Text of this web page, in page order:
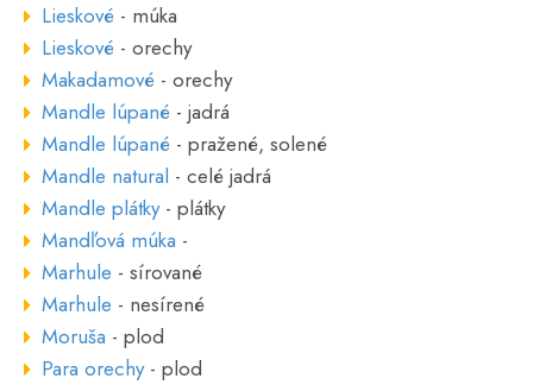
Lieskové - múka
Lieskové - orechy
Makadamové - orechy
Mandle lúpané - jadrá
Mandle lúpané - pražené, solené
Mandle natural - celé jadrá
Mandle plátky- plátky
Mandľová múka -
Marhule - sírované
Marhule - nesírené
Moruša - plod
Para orechy- plod